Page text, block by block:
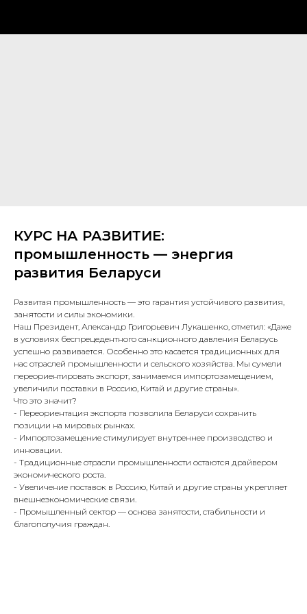
КУРС НА РАЗВИТИЕ:
промышленность — энергия
развития Беларуси
Развитая промышленность — это гарантия устойчивого развития,
занятости и силы экономики.
Наш Президент, Александр Григорьевич Лукашенко, отметил: «Даже
в условиях беспрецедентного санкционного давления Беларусь
успешно развивается. Особенно это касается традиционных для
нас отраслей промышленности и сельского хозяйства. Мы сумели
переориентировать экспорт, занимаемся импортозамещением,
увеличили поставки в Россию, Китай и другие страны».
Что это значит?
- Переориентация экспорта позволила Беларуси сохранить
позиции на мировых рынках.
- Импортозамещение стимулирует внутреннее производство и
инновации.
- Традиционные отрасли промышленности остаются драйвером
экономического роста.
- Увеличение поставок в Россию, Китай и другие страны укрепляет
внешнеэкономические связи.
- Промышленный сектор — основа занятости, стабильности и
благополучия граждан.